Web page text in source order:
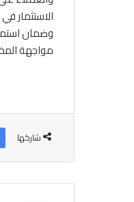
الاستثمار
وضمان
مواجهة
شاركها